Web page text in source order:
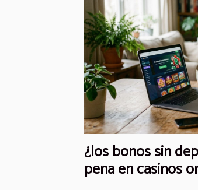
¿los bonos sin
pena en casinos